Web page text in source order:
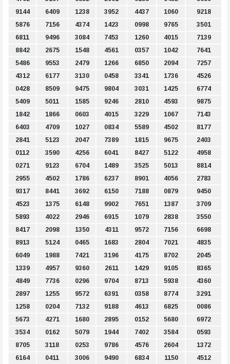
9144
6409 1238 3952 4437 1060
9218
5876
7156 4374 1423 0998 9765
3501
6811
9496 3084 7453 1260 4015
7139
8842
2675 1548 4561 0357 1042
7641
5486
9553 2479 1266 6850 2094
7257
4312
6177 3130 0458 3341 1736
4526
0428
8509 9475 9804 3031 1425
6774
5409
5011 1585 9246 2810 4593
9875
1842
1866 0603 4015 3229 1067
7143
6403
4709 1027 0834 5589 4502
8177
2841
5123 2047 7389 1815 9675
2403
0112
3590 4256 6041 8427 5122
4958
0271
9123 6704 1489 3525 5013
8814
2955
4502 1786 6237 8901 4056
2783
9317
8441 3692 6150 7188 0879
9450
4523
1375 6148 9902 7651 1387
3709
5893
4022 2946 6915 1079 2838
3550
8417
2098 1350 4311 9572 7156
6698
8913
5124 0465 1683 2804 7021
4835
6049
1988 7421 3196 4175 8702
2045
1339
4957 9360 2611 1429 9105
8365
4849
7736 0296 9704 8713 5938
4360
2897
1255 9572 6391 0358 8774
3291
1258
0204 7132 9188 4613 6825
0086
5673
4271 1680 2895 0152 5680
6972
3534
0162 5079 1944 7402 3584
0593
8705
3118 0253 9786 4576 2604
1372
6164
0411 3006 9490 6834 1150
4512